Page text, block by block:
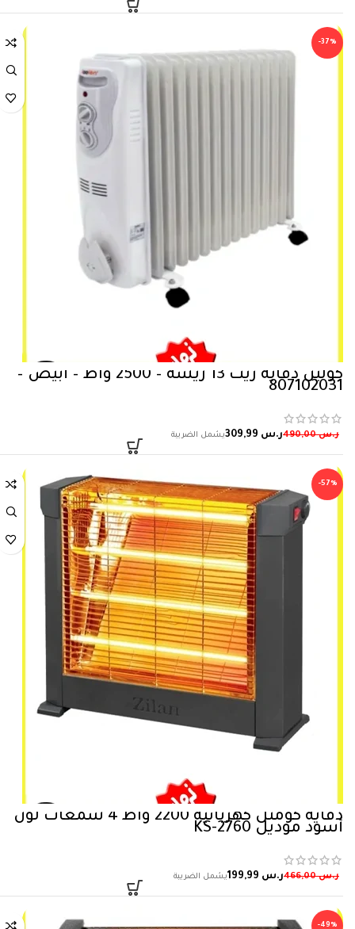
-37%
كولين دفاية زيت 13 ريشة – 2500 واط – أبيض –
807102031
ر.س490,00 ر.س
-57%
دفاية كومتل كهربائية 2200 واط 4 شمعات لون
أسود موديل KS-2760
ر.س466,00 ر.س
-49%